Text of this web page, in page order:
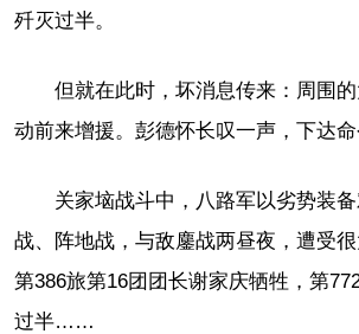
歼灭过半。
但就在此时，坏消息传来：周围
动前来增援。彭德怀长叹一声，下达命
关家垴战斗中，八路军以劣势装
战、阵地战，与敌鏖战两昼夜，遭受很
第386旅第16团团长谢家庆牺牲，第
过半……